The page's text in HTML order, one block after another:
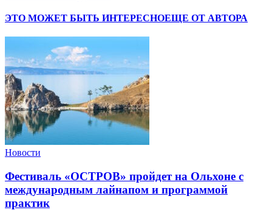
ЭТО МОЖЕТ БЫТЬ ИНТЕРЕСНОЕЩЕ ОТ АВТОРА
Новости
Фестиваль «ОСТРОВ» пройдет на Ольхоне с
международным лайнапом и программой
практик